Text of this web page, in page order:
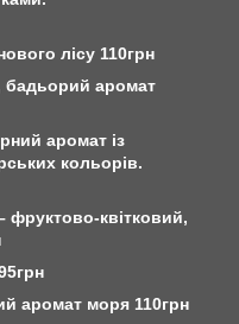
лісу 110грн
бадьорий аромат
аромат із
кольорів.
фруктово-квітковий,
аромат моря 110грн